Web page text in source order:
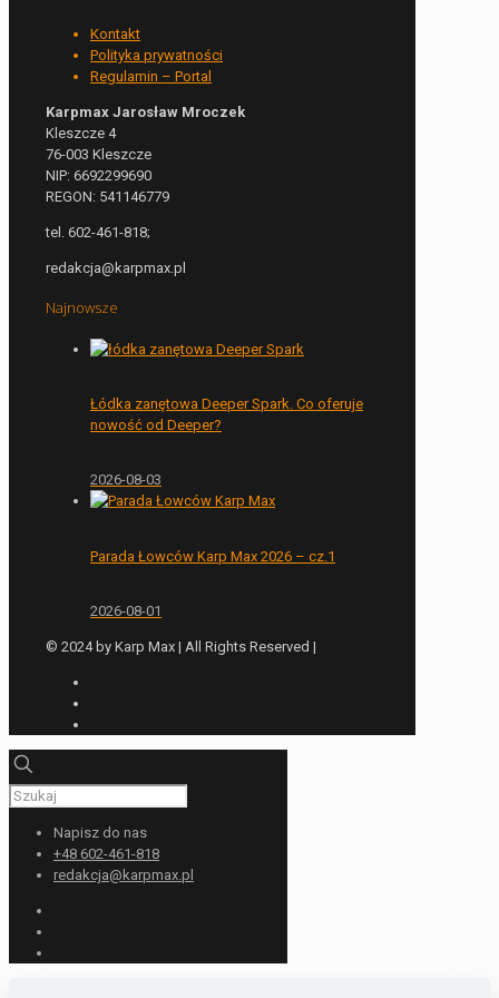
Kontakt
Polityka prywatności
Regulamin – Portal
Karpmax Jarosław Mroczek
Kleszcze 4
76-003 Kleszcze
NIP: 6692299690
REGON: 541146779
tel. 602-461-818;
redakcja@karpmax.pl
Najnowsze
Łódka zanętowa Deeper Spark. Co oferuje
nowość od Deeper?
2026-08-03
Parada Łowców Karp Max 2026 – cz.1
2026-08-01
© 2024 by Karp Max | All Rights Reserved |
Napisz do nas
+48 602-461-818
redakcja@karpmax.pl